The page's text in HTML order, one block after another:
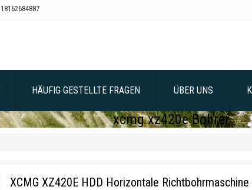
18162684887
HÄUFIG GESTELLTE FRAGEN ÜBER UNS
xcmg xz420e Bohrer
XCMG XZ420E HDD Horizontale Richtbohrmaschine